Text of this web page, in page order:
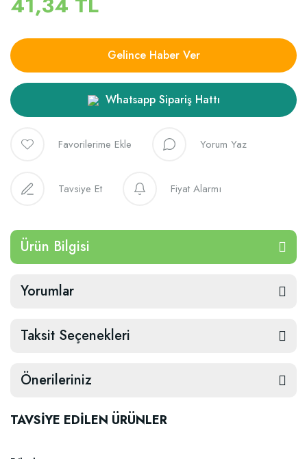
Gelince Haber Ver
Whatsapp Sipariş Hattı
Yorum Yaz
Tavsiye Et Fiyat Alarmı
Ürün Bilgisi
Yorumlar
Taksit Seçenekleri
Önerileriniz
TAVSİYE EDİLEN ÜRÜNLER